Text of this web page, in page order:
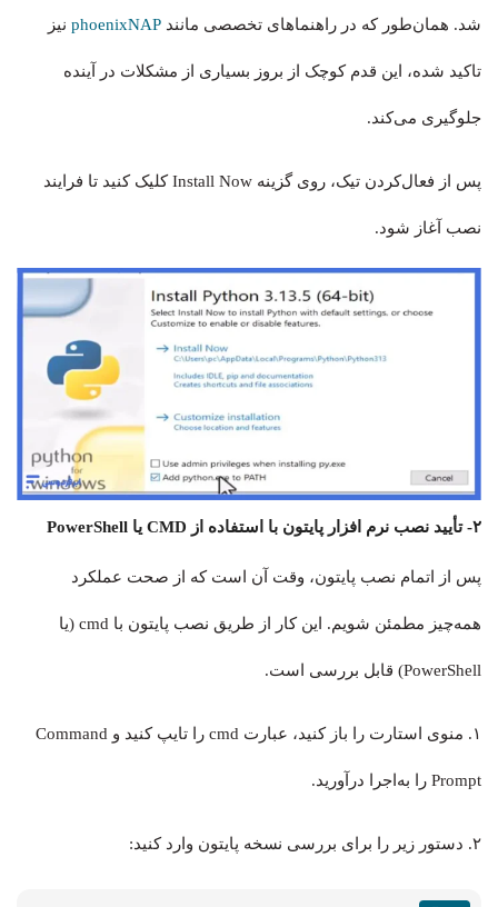
شد. همان‌طور که در راهنماهای تخصصی مانند نیز
تاکید شده، این قدم کوچک از بروز بسیاری از مشکلات در آینده
جلوگیری می‌کند.
پس از فعال‌کردن تیک، روی گزینه Install Now کلیک کنید تا فرایند
نصب آغاز شود.
۲- تأیید نصب نرم افزار پایتون با استفاده از CMD یا PowerShell
پس از اتمام نصب پایتون، وقت آن است که از صحت عملکرد
همه‌چیز مطمئن شویم. این کار از طریق نصب پایتون با cmd (یا
PowerShell) قابل بررسی است.
۱. منوی استارت را باز کنید، عبارت cmd را تایپ کنید و Command
Prompt را به‌اجرا درآورید.
۲. دستور زیر را برای بررسی نسخه پایتون وارد کنید: